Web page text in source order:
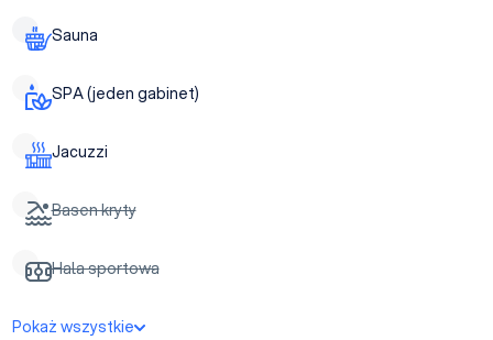
Sauna
SPA (jeden gabinet)
Jacuzzi
Basen kryty
Hala sportowa
Pokaż wszystkie